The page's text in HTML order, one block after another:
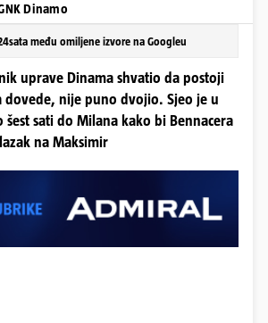
Dinamo
među omiljene izvore na Googleu
uprave Dinama shvatio da postoji
dovede, nije puno dvojio. Sjeo je u
sati do Milana kako bi Bennacera
na Maksimir